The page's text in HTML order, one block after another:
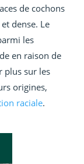
de cochons
dense. Le
les
en raison de
plus sur les
origines,
raciale.